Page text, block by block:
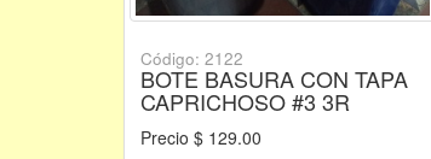
Código: 2122
BOTE BASURA CON TAPA
CAPRICHOSO #3 3R
Precio $ 129.00